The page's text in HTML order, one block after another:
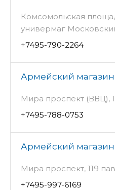
Комсомольская
универмаг
+7495-790-2264
Армейский магазин
Мира проспект (ВВЦ),
+7495-788-0753
Армейский магазин
Мира проспект, 119
+7495-997-6169